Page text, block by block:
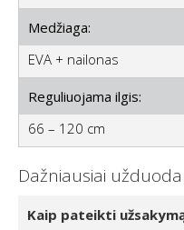
Medžiaga:
EVA + nailonas
Reguliuojama ilgis:
66 – 120 cm
Dažniausiai
Kaip pateikti